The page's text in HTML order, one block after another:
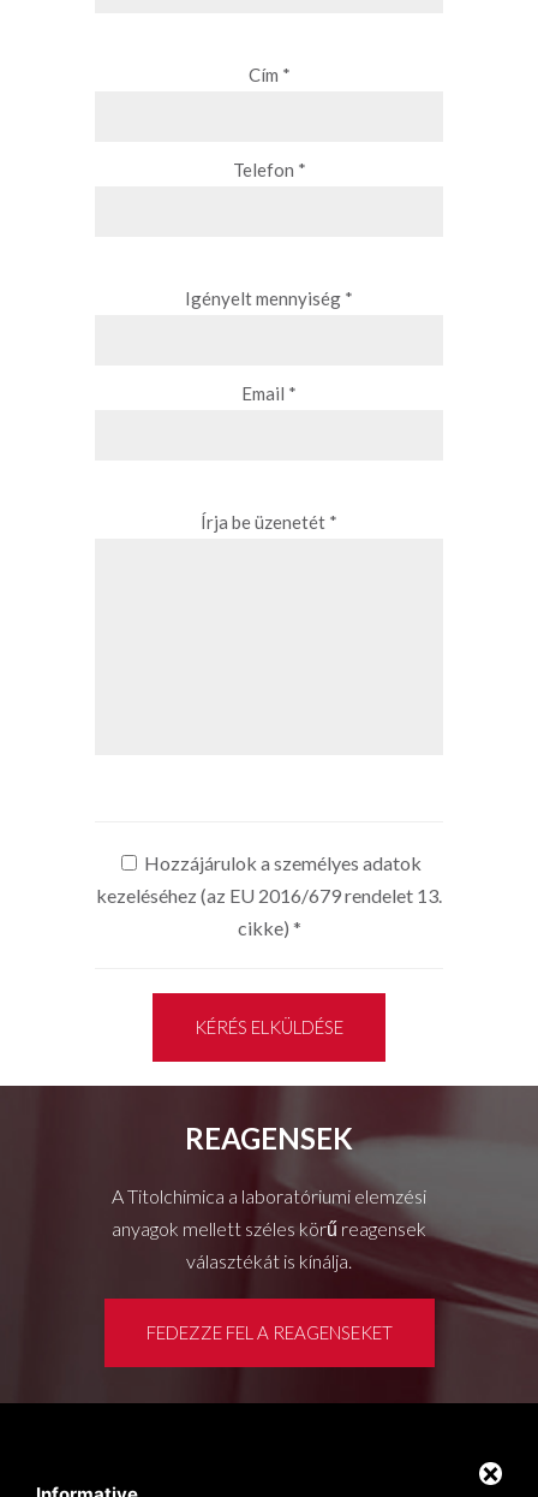
Cím *
Telefon *
Igényelt mennyiség *
Email *
Írja be üzenetét *
Hozzájárulok a személyes adatok
kezeléséhez (az EU 2016/679 rendelet 13.
cikke) *
KÉRÉS ELKÜLDÉSE
REAGENSEK
A Titolchimica a laboratóriumi elemzési
anyagok mellett széles körű reagensek
választékát is kínálja.
FEDEZZE FEL A REAGENSEKET
Privacy policy